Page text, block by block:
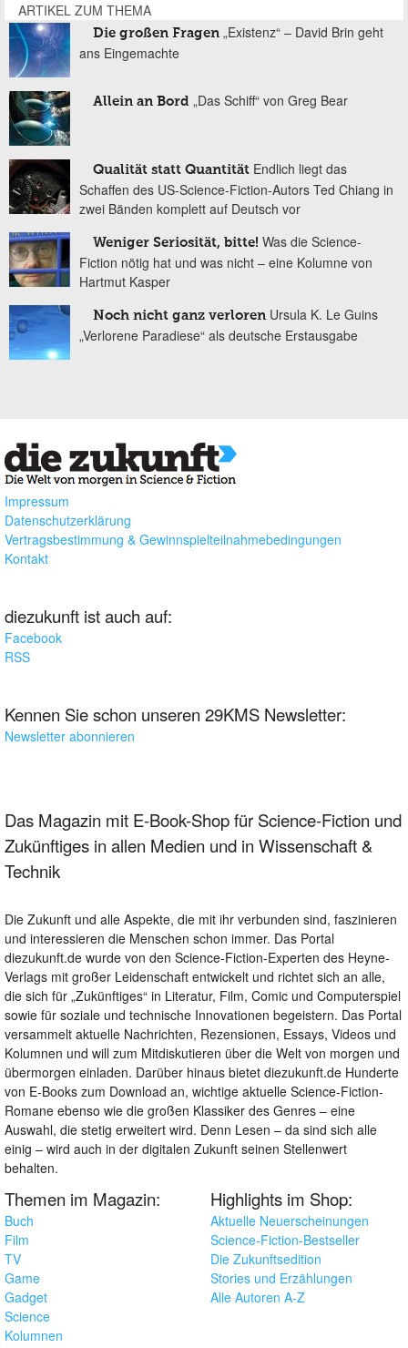
ARTIKEL ZUM THEMA
Die großen Fragen „Existenz“ – David Brin geht
ans Eingemachte
Allein an Bord „Das Schiff“ von Greg Bear
Qualität statt Quantität Endlich liegt das
Schaffen des US-Science-Fiction-Autors Ted Chiang in
zwei Bänden komplett auf Deutsch vor
Weniger Seriosität, bitte! Was die Science-
Fiction nötig hat und was nicht – eine Kolumne von
Hartmut Kasper
Noch nicht ganz verloren Ursula K. Le Guins
„Verlorene Paradiese“ als deutsche Erstausgabe
Impressum
Datenschutzerklärung
Vertragsbestimmung & Gewinnspielteilnahmebedingungen
Kontakt
diezukunft ist auch auf:
Facebook
RSS
Kennen Sie schon unseren 29KMS Newsletter:
Newsletter abonnieren
Das Magazin mit E-Book-Shop für Science-Fiction und
Zukünftiges in allen Medien und in Wissenschaft &
Technik
Die Zukunft und alle Aspekte, die mit ihr verbunden sind, faszinieren
und interessieren die Menschen schon immer. Das Portal
diezukunft.de wurde von den Science-Fiction-Experten des Heyne-
Verlags mit großer Leidenschaft entwickelt und richtet sich an alle,
die sich für „Zukünftiges“ in Literatur, Film, Comic und Computerspiel
sowie für soziale und technische Innovationen begeistern. Das Portal
versammelt aktuelle Nachrichten, Rezensionen, Essays, Videos und
Kolumnen und will zum Mitdiskutieren über die Welt von morgen und
übermorgen einladen. Darüber hinaus bietet diezukunft.de Hunderte
von E-Books zum Download an, wichtige aktuelle Science-Fiction-
Romane ebenso wie die großen Klassiker des Genres – eine
Auswahl, die stetig erweitert wird. Denn Lesen – da sind sich alle
einig – wird auch in der digitalen Zukunft seinen Stellenwert
behalten.
Themen im Magazin:
Buch
Film
TV
Game
Gadget
Science
Kolumnen
Highlights im Shop:
Aktuelle Neuerscheinungen
Science-Fiction-Bestseller
Die Zukunftsedition
Stories und Erzählungen
Alle Autoren A-Z